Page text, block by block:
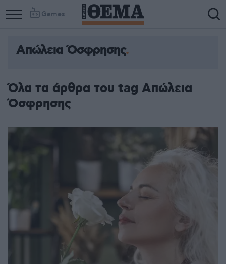
Games
Απώλεια Όσφρησης
Όλα τα άρθρα του tag Απώλεια
Όσφρησης